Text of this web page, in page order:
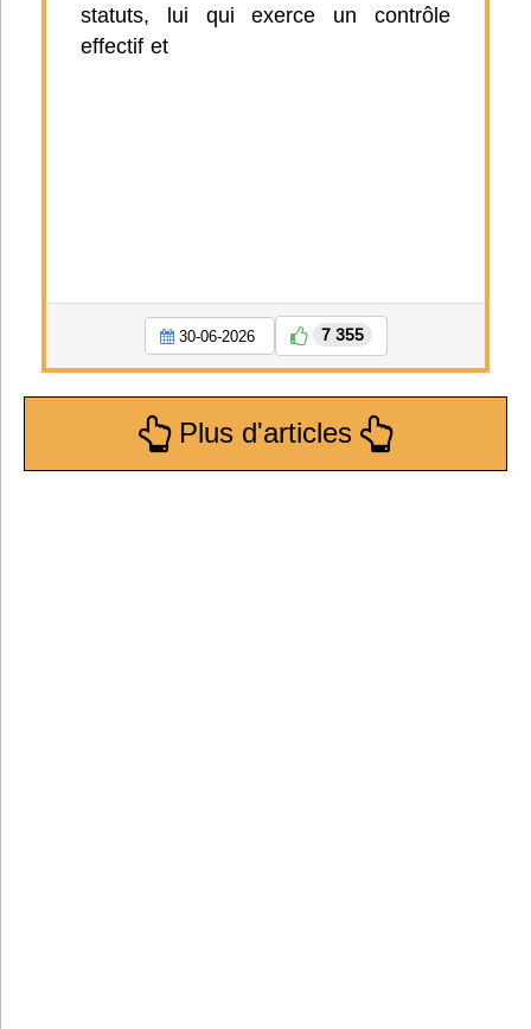
statuts, lui qui exerce un contrôle
effectif et
30-06-2026 7 355
Plus d'articles